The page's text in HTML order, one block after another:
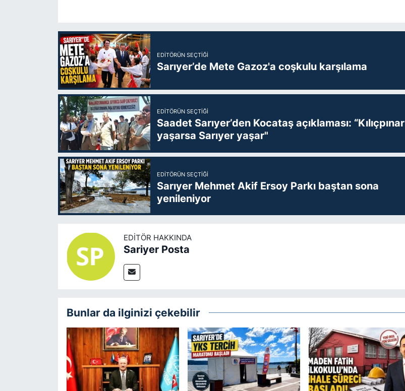
EDITÖRÜN SEÇTIĞI
Sarıyer’de Mete Gazoz'a coşkulu karşılama
EDITÖRÜN SEÇTIĞI
Saadet Sarıyer’den Kocataş açıklaması: “Kılıçpınar
yaşarsa Sarıyer yaşar"
EDITÖRÜN SEÇTIĞI
Sarıyer Mehmet Akif Ersoy Parkı baştan sona
yenileniyor
EDITÖR HAKKINDA
Sariyer Posta
Bunlar da ilginizi çekebilir